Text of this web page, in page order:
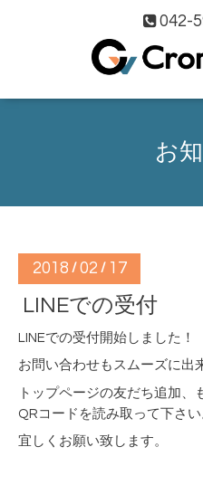
042-
お
2018 / 02 / 17
LINEでの受付
LINEでの受付開始しました！
お問い合わせもスムーズに出
トップページの友だち追加
QRコードを読み取って下さい
宜しくお願い致します。